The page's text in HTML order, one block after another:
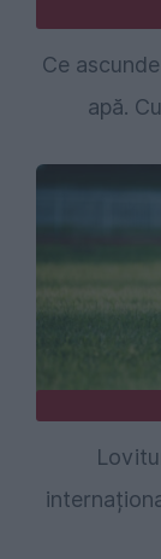
Ce
apă.